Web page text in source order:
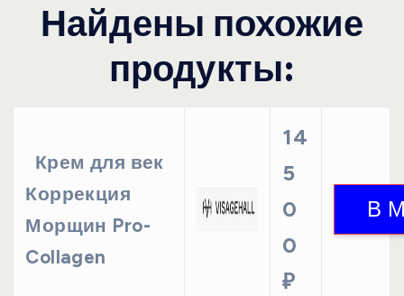
Найдены похожие
продукты:
Крем для век
Коррекция
Морщин Pro-
Collagen
14
5
0
0
₽